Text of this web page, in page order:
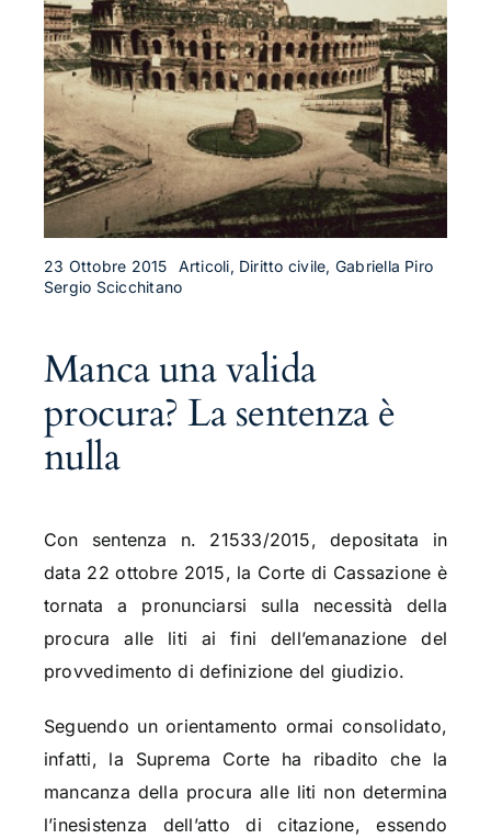
23 Ottobre 2015
Articoli, Diritto civile, Gabriella Piro
Sergio Scicchitano
Manca una valida
procura? La sentenza è
nulla
Con sentenza n. 21533/2015, depositata in
data 22 ottobre 2015, la Corte di Cassazione è
tornata a pronunciarsi sulla necessità della
procura alle liti ai fini dell’emanazione del
provvedimento di definizione del giudizio.
Seguendo un orientamento ormai consolidato,
infatti, la Suprema Corte ha ribadito che la
mancanza della procura alle liti non determina
l’inesistenza dell’atto di citazione, essendo